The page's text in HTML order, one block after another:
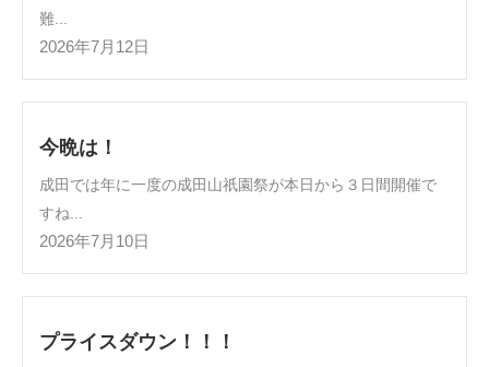
難...
2026年7月12日
今晩は！
成田では年に一度の成田山祇園祭が本日から３日間開催で
すね...
2026年7月10日
プライスダウン！！！